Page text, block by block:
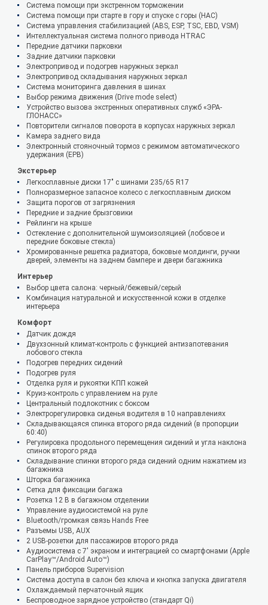
Система помощи при экстренном торможении
Система помощи при старте в гору и спуске с горы (HAC)
Система управления стабилизацией (ABS, ESP, TSC, EBD, VSM)
Интеллектуальная система полного привода HTRAC
Передние датчики парковки
Задние датчики парковки
Электропривод и подогрев наружных зеркал
Электропривод складывания наружных зеркал
Система мониторинга давления в шинах
Выбор режима движения (Drive mode select)
Устройство вызова экстренных оперативных служб «ЭРА-
ГЛОНАСС»
Повторители сигналов поворота в корпусах наружных зеркал
Камера заднего вида
Электронный стояночный тормоз с режимом автоматического
удержания (EPB)
Экстерьер
Легкосплавные диски 17" с шинами 235/65 R17
Полноразмерное запасное колесо с легкосплавным диском
Защита порогов от загрязнения
Передние и задние брызговики
Рейлинги на крыше
Остекление с дополнительной шумоизоляцией (лобовое и
передние боковые стекла)
Хромированные решетка радиатора, боковые молдинги, ручки
дверей, элементы на заднем бампере и двери багажника
Интерьер
Выбор цвета салона: черный/бежевый/серый
Комбинация натуральной и искусственной кожи в отделке
интерьера
Комфорт
Датчик дождя
Двухзонный климат-контроль с функцией антизапотевания
лобового стекла
Подогрев передних сидений
Подогрев руля
Отделка руля и рукоятки КПП кожей
Круиз-контроль с управлением на руле
Центральный подлокотник с боксом
Электрорегулировка сиденья водителя в 10 направлениях
Складывающаяся спинка второго ряда сидений (в пропорции
60:40)
Регулировка продольного перемещения сидений и угла наклона
спинок второго ряда
Складывание спинки второго ряда сидений одним нажатием из
багажника
Шторка багажника
Сетка для фиксации багажа
Розетка 12 В в багажном отделении
Управление аудиосистемой на руле
Bluetooth/громкая связь Hands Free
Разъемы USB, AUX
2 USB-розетки для пассажиров второго ряда
Аудиосистема с 7' экраном и интеграцией со смартфонами (Apple
CarPlay™/Android Auto™)
Панель приборов Supervision
Система доступа в салон без ключа и кнопка запуска двигателя
Охлаждаемый перчаточный ящик
Беспроводное зарядное устройство (стандарт Qi)